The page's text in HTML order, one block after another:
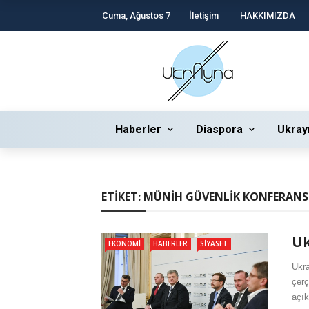
Cuma, Ağustos 7 İletişim HAKKIMIZDA
Haberler Diaspora
ETIKET: MÜNIH GÜVENLIK
EKONOMI HABERLER SIYASET